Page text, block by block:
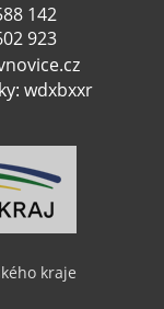
142
923
wdxbxxr
kraje